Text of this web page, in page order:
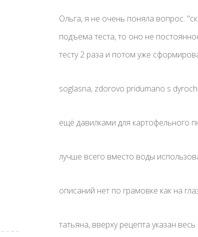
Ольга, я не очень поняла вопрос.
подъема теста, то оно не
тесту 2 раза и потом уже
soglasna, zdorovo pridumano s
ещё давилками для картофельного
лучше всего вместо воды
описаний нет по грамовке как на
татьяна, вверху рецепта указан